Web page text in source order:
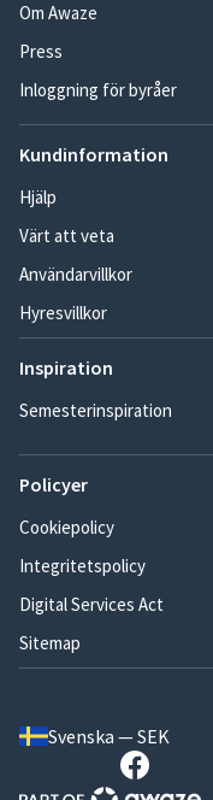
Om Awaze
Press
Inloggning för byråer
Kundinformation
Hjälp
Värt att veta
Användarvillkor
Hyresvillkor
Inspiration
Semesterinspiration
Policyer
Cookiepolicy
Integritetspolicy
Digital Services Act
Sitemap
Svenska — SEK